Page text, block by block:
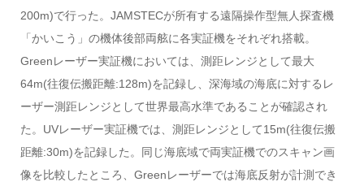
200m)で行った。JAMSTECが所有する遠隔操作型無人探査機
「かいこう」の機体後部両舷に各実証機をそれぞれ搭載。
Greenレーザー実証機においては、測距レンジとして最大
64m(往復伝搬距離:128m)を記録し、深海域の海底に対するレ
ーザー測距レンジとして世界最高水準であることが確認され
た。UVレーザー実証機では、測距レンジとして15m(往復伝搬
距離:30m)を記録した。同じ海底域で両実証機でのスキャン画
像を比較したところ、Greenレーザーでは海底反射が計測でき